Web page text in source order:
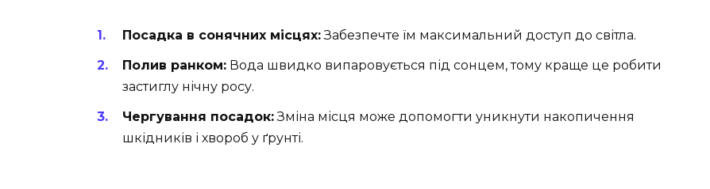
Посадка в сонячних місцях:Забезпечте їм максимальний доступ до світла.
Полив ранком: Вода швидко випаровується під сонцем, тому краще це робити
застиглу нічну росу.
Чергування посадок:Зміна місця може допомогти уникнути накопичення
шкідників і хвороб у ґрунті.